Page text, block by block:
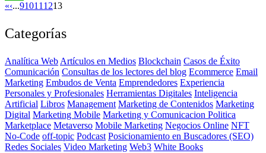
WhatsApp
«‹...910111213
Categorías
Analítica WebArtículos en Medios Blockchain Casos de Éxito
Comunicación Consultas de los lectores del blog Ecommerce Email
Marketing Embudos de Venta Emprendedores Experiencia
Personales y Profesionales Herramientas Digitales Inteligencia
Artificial Libros Management Marketing de Contenidos Marketing
Digital Marketing Mobile Marketing y Comunicacion Politica
Marketplace Metaverso Mobile Marketing Negocios Online NFT
No-Code off-topic Podcast Posicionamiento en Buscadores (SEO)
Redes Sociales Video Marketing Web3 White Books